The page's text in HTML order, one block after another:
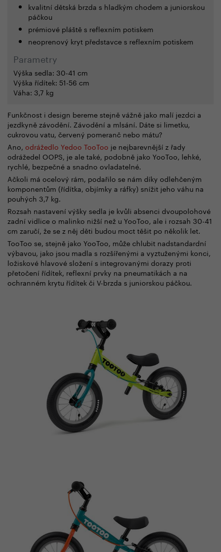
kvalitní dětská brzda s hladkým chodem a juniorskou
páčkou
prémiové pláště s reflexním potiskem
neoprenový kryt představce s reflexním potiskem
Parametry
Výška sedla: 30-41 cm
Výška řídítek: 51-56 cm
Váha: 3,7 kg
Funkčnost i design bereme stejně vážně jako malí jezdci a
jezdkyně závodění. Závodění a mlsání. Dáte si limetku,
cukrovou vatu, červený pomeranč nebo mátu?
Ano, odrážedlo Yedoo TooToo je nejbarevnější z řady
odrážedel OOPS, je ale také, podobně jako YooToo, lehké,
rychlé, bezpečné a snadno ovladatelné.
Ačkoli má ocelový rám, podařilo se nám díky odlehčeným
komponentům (řídítka, objímky a ráfky) snížit jeho váhu na
pouhých 3,7 kg.
Rozsah nastavení výšky sedla je kvůli absenci dvoupolohové
zadní vidlice o malinko nižší než u YooToo, ale i rozsah 30-41
cm zaručí, že se z něj děti budou moct těšit po několik let.
TooToo se, stejně jako YooToo, může chlubit nadstandardní
výbavou, jako jsou madla s rozšířenými a vyztuženými konci,
ložiskové hlavové složení s integrovanými dorazy proti
přetočení řídítek, reflexní prvky na pneumatikách a na
ochranném krytu řídítek či V-brzda s juniorskou páčkou.